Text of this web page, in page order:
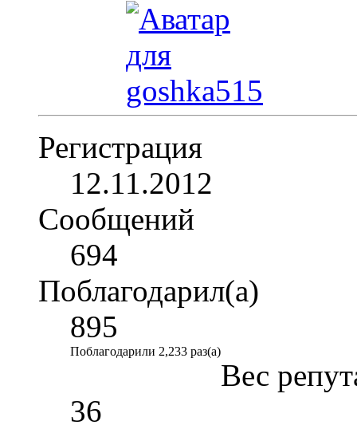
Регистрация
12.11.2012
Сообщений
694
Поблагодарил(а)
895
Поблагодарили 2,233 раз(а)
Вес
36